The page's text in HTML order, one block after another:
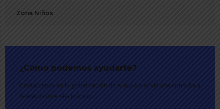
Zona Niños
¿Cómo podemos ayudarte?
Contáctenos en la gobernación de Arauca o envíe una consulta a
nuestro corre electrónico.